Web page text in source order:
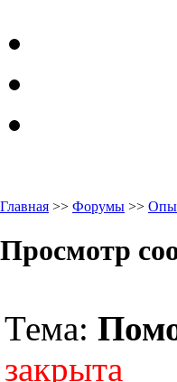
Главная >> Форумы >>
Просмотр
Тема:
закрыта